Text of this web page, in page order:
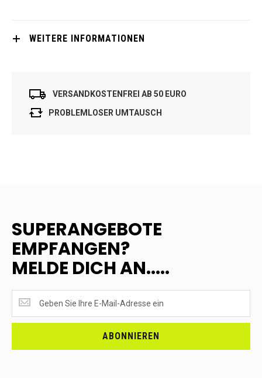
WEITERE INFORMATIONEN
VERSANDKOSTENFREI AB 50 EURO
PROBLEMLOSER UMTAUSCH
SUPERANGEBOTE
EMPFANGEN?
MELDE DICH AN.....
EMPFANGEN?
<br>MELDE
ABONNIEREN